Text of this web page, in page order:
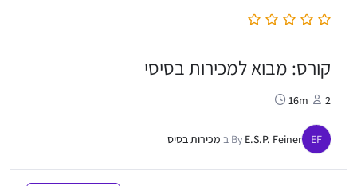
קורס: מבוא למכירות בסיסי
2
16m
EF
By E.S.P. Feiner ב מכירות בסיס